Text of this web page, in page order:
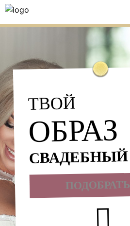
ТВОЙ
ОБРАЗ
СВАДЕБНЫЙ
ПОДОБРАТЬ